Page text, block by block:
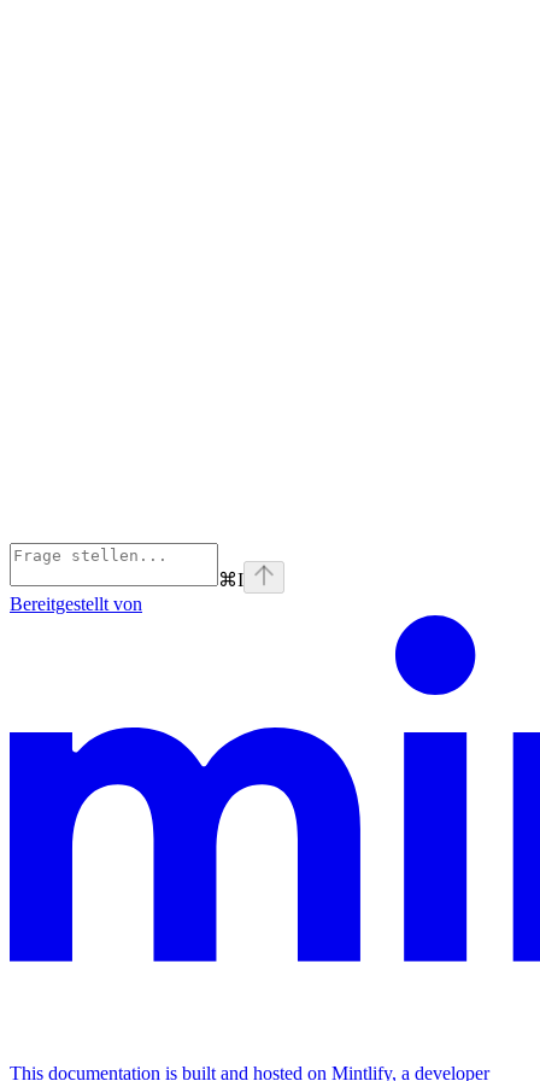
⌘I
Bereitgestellt von
This documentation is built and hosted on Mintlify, a developer